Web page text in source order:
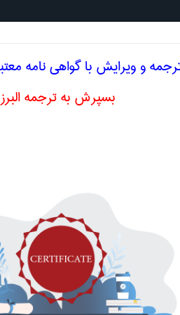
عامل عقیم ساز(زنجیر شکسته) ،
عامل ورزش
انگلیسی MASTICATING AGENT
عامل جذب
و ویرایش با گواهی نامه
بسپرش به ترجمه البرز